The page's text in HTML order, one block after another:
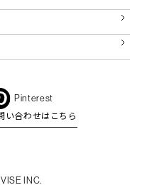
Pinterest
い合わせはこちら
INC.